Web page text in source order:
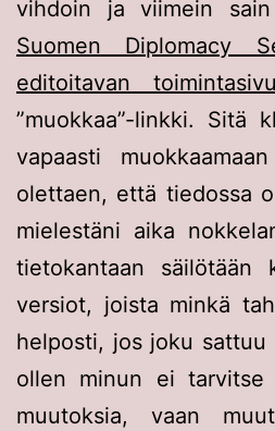
vihdoin ja viimein
Suomen Diplomacy
editoitavan
”muokkaa”-linkki. Sitä
vapaasti
olettaen, että tiedossa
mielestäni aika
tietokantaan säilötään
versiot, joista minkä
helposti, jos joku sattuu
ollen minun ei tarvitse
muutoksia, vaan